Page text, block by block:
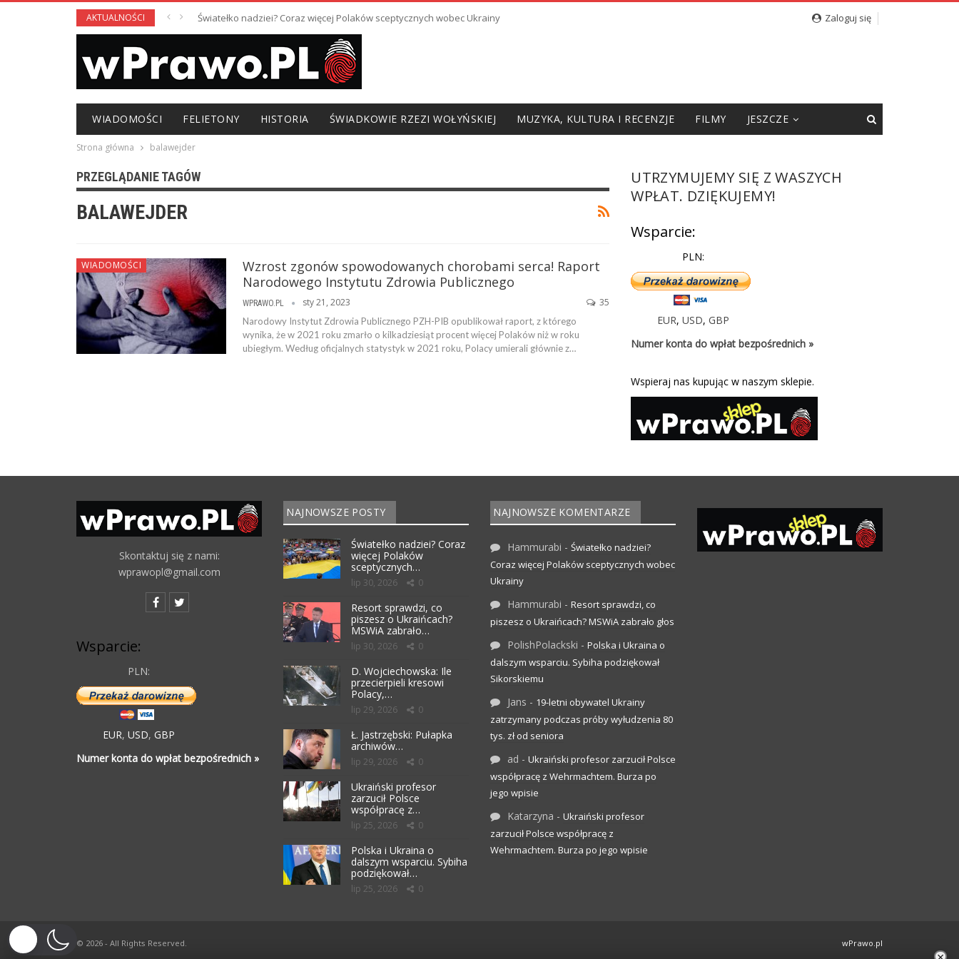
AKTUALNOŚCI Światełko nadziei? Coraz więcej Polaków sceptycznych wobec Ukrainy Zaloguj się
WIADOMOŚCI FELIETONY HISTORIA ŚWIADKOWIE RZEZI WOŁYŃSKIEJ MUZYKA, KULTURA I RECENZJE FILMY JESZCZE
Strona główna balawejder
PRZEGLĄDANIE TAGÓW
BALAWEJDER
WIADOMOŚCI
Wzrost zgonów spowodowanych chorobami serca! Raport
Narodowego Instytutu Zdrowia Publicznego
WPRAWO.PL sty 21, 2023 35
Narodowy Instytut Zdrowia Publicznego PZH-PIB opublikował raport, z którego
wynika, że w 2021 roku zmarło o kilkadziesiąt procent więcej Polaków niż w roku
ubiegłym. Według oficjalnych statystyk w 2021 roku, Polacy umierali głównie z…
UTRZYMUJEMY SIĘ Z WASZYCH
WPŁAT. DZIĘKUJEMY!
Wsparcie:
PLN:
EUR,USD,GBP
Numer konta do wpłat bezpośrednich »
Wspieraj nas kupując w naszym sklepie.
Skontaktuj się z nami:
wprawopl@gmail.com
Wsparcie:
PLN:
EUR, USD, GBP
Numer konta do wpłat bezpośrednich »
NAJNOWSZE POSTY
Światełko nadziei? Coraz
więcej Polaków
sceptycznych…
lip 30, 2026 0
Resort sprawdzi, co
piszesz o Ukraińcach?
MSWiA zabrało…
lip 30, 2026 0
D. Wojciechowska: Ile
przecierpieli kresowi
Polacy,…
lip 29, 2026 0
Ł. Jastrzębski: Pułapka
archiwów…
lip 29, 2026 0
Ukraiński profesor
zarzucił Polsce
współpracę z…
lip 25, 2026 0
Polska i Ukraina o
dalszym wsparciu. Sybiha
podziękował…
lip 25, 2026 0
NAJNOWSZE KOMENTARZE
Hammurabi - Światełko nadziei?
Coraz więcej Polaków sceptycznych wobec
Ukrainy
Hammurabi - Resort sprawdzi, co
piszesz o Ukraińcach? MSWiA zabrało głos
PolishPolackski - Polska i Ukraina o
dalszym wsparciu. Sybiha podziękował
Sikorskiemu
Jans - 19-letni obywatel Ukrainy
zatrzymany podczas próby wyłudzenia 80
tys. zł od seniora
ad - Ukraiński profesor zarzucił Polsce
współpracę z Wehrmachtem. Burza po
jego wpisie
Katarzyna - Ukraiński profesor
zarzucił Polsce współpracę z
Wehrmachtem. Burza po jego wpisie
© 2026 - All Rights Reserved. wPrawo.pl